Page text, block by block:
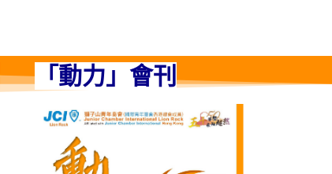
「動力」會刊